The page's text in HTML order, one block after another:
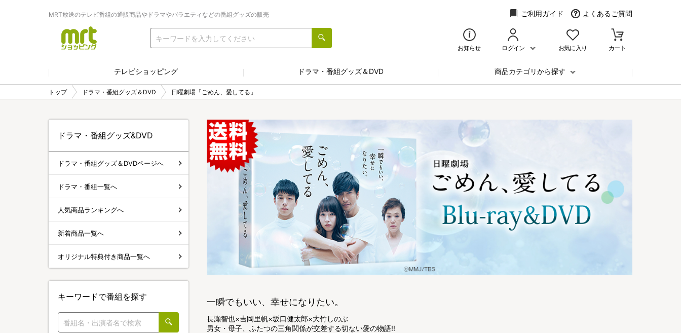
MRT放送のテレビ番組の通販商品やドラマやバラエティなどの番組グッズの販売 ご利用ガイド よくあるご質問
お知らせ ログイン お気に入り カート
テレビショッピング ドラマ・番組グッズ＆DVD 商品カテゴリから探す
トップ ドラマ・番組グッズ＆DVD 日曜劇場「ごめん、愛してる」
一瞬でもいい、幸せになりたい。
長瀬智也×吉岡里帆×坂口健太郎×大竹しのぶ
男女・母子、ふたつの三角関係が交差する切ない愛の物語!!
ドラマ・番組グッズ&DVD
ドラマ・番組グッズ＆DVDページへ
ドラマ・番組一覧へ
人気商品ランキングへ
新着商品一覧へ
オリジナル特典付き商品一覧へ
キーワードで番組を探す